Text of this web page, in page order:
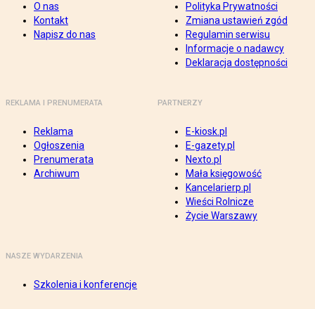
O nas
Kontakt
Napisz do nas
Polityka Prywatności
Zmiana ustawień zgód
Regulamin serwisu
Informacje o nadawcy
Deklaracja dostępności
REKLAMA I PRENUMERATA
Reklama
Ogłoszenia
Prenumerata
Archiwum
PARTNERZY
E-kiosk.pl
E-gazety.pl
Nexto.pl
Mała księgowość
Kancelarierp.pl
Wieści Rolnicze
Życie Warszawy
NASZE WYDARZENIA
Szkolenia i konferencje